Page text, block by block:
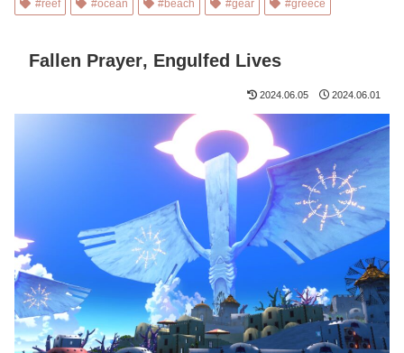
#reef #ocean #beach #gear #greece
Fallen Prayer‚ Engulfed Lives
2024.06.05 2024.06.01